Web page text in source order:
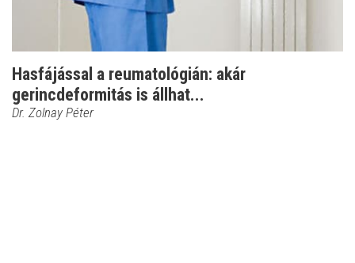
Hasfájással a reumatológián: akár
gerincdeformitás is állhat...
Dr. Zolnay Péter